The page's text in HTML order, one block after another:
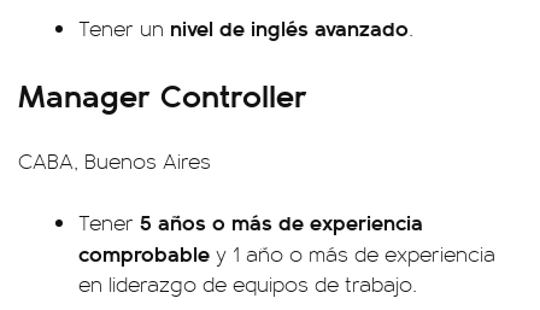
Tener un nivel de inglés avanzado.
Manager Controller
CABA, Buenos Aires
Tener 5 años o más de experiencia
comprobable y 1 año o más de experiencia
en liderazgo de equipos de trabajo.